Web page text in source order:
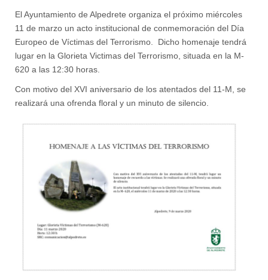
El Ayuntamiento de Alpedrete organiza el próximo miércoles
11 de marzo un acto institucional de conmemoración del Día
Europeo de Víctimas del Terrorismo. Dicho homenaje tendrá
lugar en la Glorieta Victimas del Terrorismo, situada en la M-
620 a las 12:30 horas.
Con motivo del XVI aniversario de los atentados del 11-M, se
realizará una ofrenda floral y un minuto de silencio.